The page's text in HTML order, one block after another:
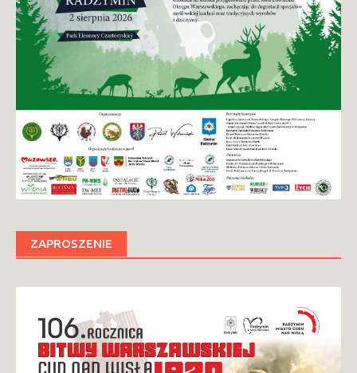
ZAPROSZENIE